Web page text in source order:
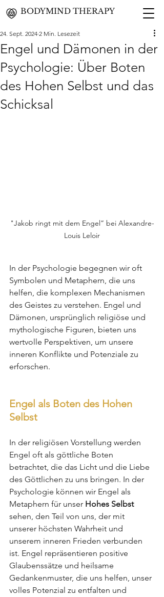
BODYMIND THERAPY
Engel und Dämonen in der
Psychologie: Über Boten
des Hohen Selbst und das
Schicksal
24. Sept. 2024 2 Min. Lesezeit
"Jakob ringt mit dem Engel” bei Alexandre-
Louis Leloir
In der Psychologie begegnen wir oft
Symbolen und Metaphern, die uns
helfen, die komplexen Mechanismen
des Geistes zu verstehen. Engel und
Dämonen, ursprünglich religiöse und
mythologische Figuren, bieten uns
wertvolle Perspektiven, um unsere
inneren Konflikte und Potenziale zu
erforschen.
Engel als Boten des Hohen
Selbst
In der religiösen Vorstellung werden
Engel oft als göttliche Boten
betrachtet, die das Licht und die Liebe
des Göttlichen zu uns bringen. In der
Psychologie können wir Engel als
Metaphern für unser Hohes Selbst
sehen, den Teil von uns, der mit
unserer höchsten Wahrheit und
unserem inneren Frieden verbunden
ist. Engel repräsentieren positive
Glaubenssätze und heilsame
Gedankenmuster, die uns helfen, unser
volles Potenzial zu entfalten und